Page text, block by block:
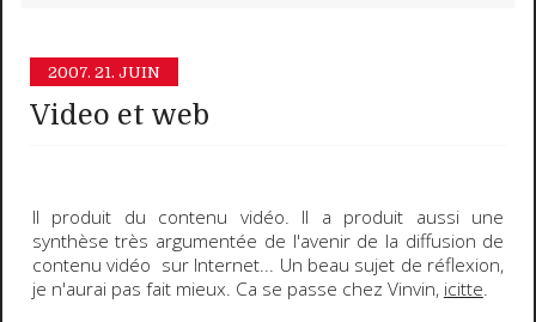
2007. 21. JUIN
Video et web
Il produit du contenu vidéo. Il a produit aussi une
synthèse très argumentée de l'avenir de la diffusion de
contenu vidéo sur Internet... Un beau sujet de réflexion,
je n'aurai pas fait mieux. Ca se passe chez Vinvin, icitte.